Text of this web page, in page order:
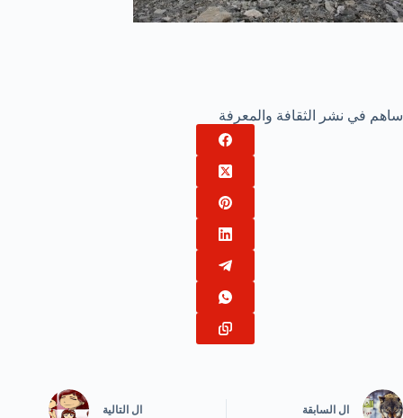
ساهم في نشر الثقافة والمعرفة
ال السابقة ال التالية